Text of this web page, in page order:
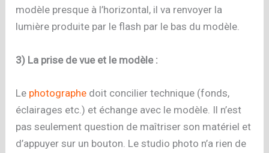
modèle presque à l’horizontal, il va renvoyer la
lumière produite par le flash par le bas du modèle.
3) La prise de vue et le modèle :
Le photographe doit concilier technique (fonds,
éclairages etc.) et échange avec le modèle. Il n’est
pas seulement question de maîtriser son matériel et
d’appuyer sur un bouton. Le studio photo n’a rien de